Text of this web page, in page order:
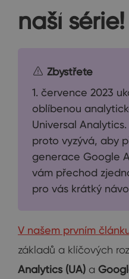
naší série!
Zbystřete
1. července 2023
oblíbenou
Universal
proto vyzývá, aby
generace Google
vám přechod
pro vás krátký
V našem prvním
základů a klíčových
Analytics (UA) a